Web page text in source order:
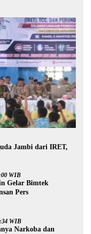
Jambi dari IRET,
WIB
Gelar Bimtek
Pers
WIB
Narkoba dan